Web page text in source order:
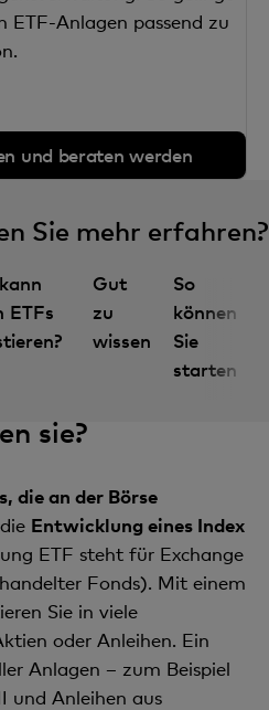
ETF-Anlagen passend zu
und beraten werden
Sie mehr erfahren?
ETFs
Gut
zu
wissen
So
können
Sie
starten
sie?
die an der Börse
Entwicklung eines Index
ETF steht für Exchange
Fonds). Mit einem
Sie in viele
oder Anleihen. Ein
Anlagen – zum Beispiel
und Anleihen aus